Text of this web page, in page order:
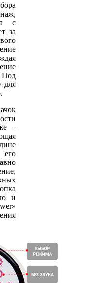
с
за
Под
для
–
его
и